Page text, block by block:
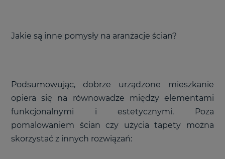
Jakie są inne pomysły na aranżacje ścian?
Podsumowując, dobrze urządzone mieszkanie
opiera się na równowadze między elementami
funkcjonalnymi i estetycznymi. Poza
pomalowaniem ścian czy użycia tapety można
skorzystać z innych rozwiązań: